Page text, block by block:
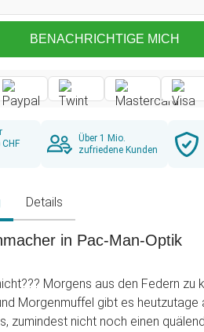
BENACHRICHTIGE MICH
Über 1 Mio.
zufriedene Kunden
Details
in Pac-Man-Optik
Morgens aus den Federn zu
Morgenmuffel gibt es heutzutage
zumindest nicht noch einen